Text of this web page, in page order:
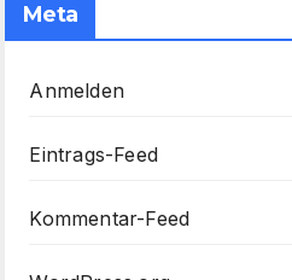
Meta
Anmelden
Eintrags-Feed
Kommentar-Feed